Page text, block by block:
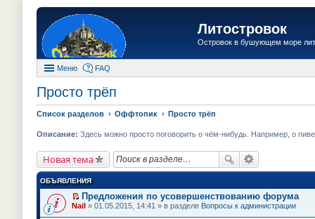
Литостровок
Островок в бушующем море
Меню FAQ
Просто трёп
Список разделов Оффтопик Просто трёп
Описание: Здесь можно просто поговорить о чём-нибудь. Например, о
Новая тема
ОБЪЯВЛЕНИЯ
П
Предложения по усовершенствованию форума
Nail » 01.05.2015, 14:41 » в разделе Вопросы к администрации